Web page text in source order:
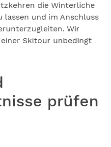
die Winterliche
und im Anschluss
Wir
Skitour unbedingt
prüfen